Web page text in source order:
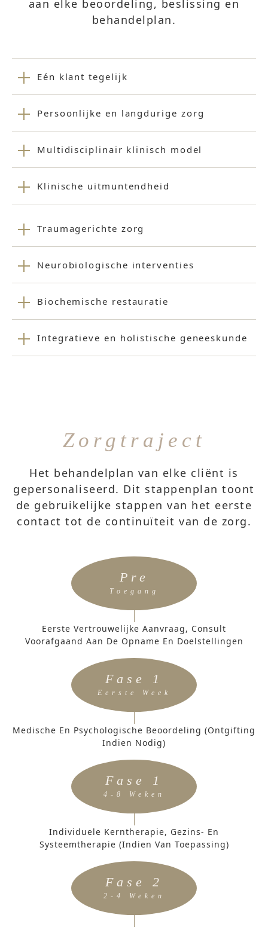
aan elke beoordeling, beslissing en
behandelplan.
Eén klant tegelijk
Persoonlijke en langdurige zorg
Multidisciplinair klinisch model
Klinische uitmuntendheid
Traumagerichte zorg
Neurobiologische interventies
Biochemische restauratie
Integratieve en holistische geneeskunde
Zorgtraject
Het behandelplan van elke cliënt is
gepersonaliseerd. Dit stappenplan toont
de gebruikelijke stappen van het eerste
contact tot de continuïteit van de zorg.
Pre
Toegang
Eerste Vertrouwelijke Aanvraag, Consult
Voorafgaand Aan De Opname En Doelstellingen
Fase 1
Eerste Week
Medische En Psychologische Beoordeling (ontgifting
Indien Nodig)
Fase 1
4-8 Weken
Individuele Kerntherapie, Gezins- En
Systeemtherapie (indien Van Toepassing)
Fase 2
2-4 Weken